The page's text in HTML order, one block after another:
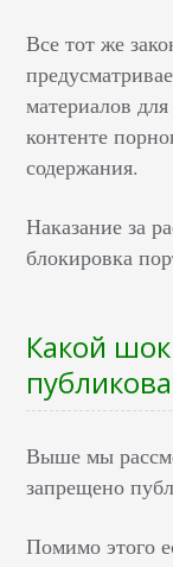
Все тот же
материалов
контенте
содержания.
Наказание за
блокировка
Какой
Выше мы
запрещено
Помимо этого